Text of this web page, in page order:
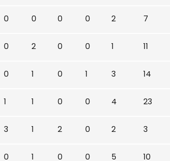
0 0 0 0 2 7
0 2 0 0 1 11
0 1 0 1 3 14
1 1 0 0 4 23
3 1 2 0 2 3
0 1 0 0 5 10